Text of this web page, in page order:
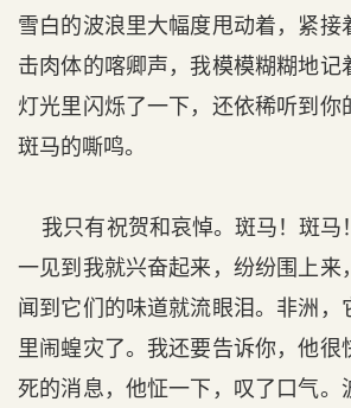
雪白的波浪里大幅度甩动着，紧接
击肉体的喀卿声，我模模糊糊地记
灯光里闪烁了一下，还依稀听到你
斑马的嘶鸣。
我只有祝贺和哀悼。斑马！斑马
一见到我就兴奋起来，纷纷围上来
闻到它们的味道就流眼泪。非洲，
里闹蝗灾了。我还要告诉你，他
死的消息，他怔一下，叹了口气。